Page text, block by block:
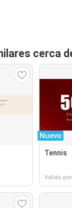
cerca
Nuevo
Tennis
Válido